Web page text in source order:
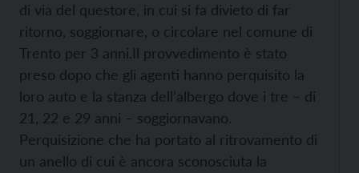
di via del questore, in cui si fa divieto di far
ritorno, soggiornare, o circolare nel comune di
Trento per 3 anni.Il provvedimento è stato
preso dopo che gli agenti hanno perquisito la
loro auto e la stanza dell’albergo dove i tre – di
21, 22 e 29 anni – soggiornavano.
Perquisizione che ha portato al ritrovamento di
un anello di cui è ancora sconosciuta la